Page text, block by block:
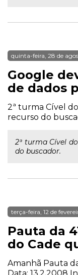
quinta-feira, 28 de
Google
de dados
2ª turma Cível
recurso do
2ª turma Cível
do buscador.
terça-feira, 12 de
Pauta da
do Cade
Amanhã Pauta